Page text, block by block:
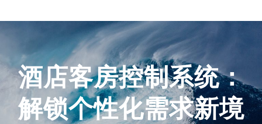
酒店客房控制系统：
解锁个性化需求新境